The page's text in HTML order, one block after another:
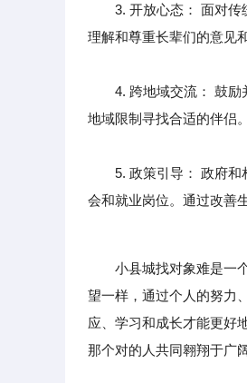
3. 开放心态： 面对传统
理解和尊重长辈们的意见
4. 跨地域交流： 鼓励并
地域限制寻找合适的伴侣
5. 政策引导： 政府和相
会和就业岗位。通过改善
小县城找对象难是一个
望一样，通过个人的努力
应、学习和成长才能更好
那个对的人共同翱翔于广